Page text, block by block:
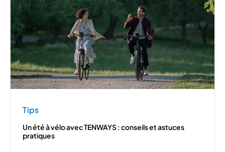
Tips
Un été à vélo avec TENWAYS : conseils et astuces
pratiques